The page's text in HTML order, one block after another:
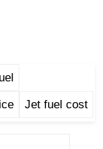
Jet fuel cost